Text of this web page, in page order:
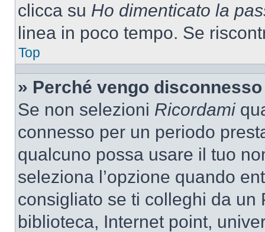
clicca su Ho dimenticato la
linea in poco tempo. Se
Top
» Perché vengo
Se non selezioni Ricordami
connesso per un periodo
qualcuno possa usare il tuo
seleziona l’opzione quando
consigliato se ti colleghi da un
biblioteca, Internet point,